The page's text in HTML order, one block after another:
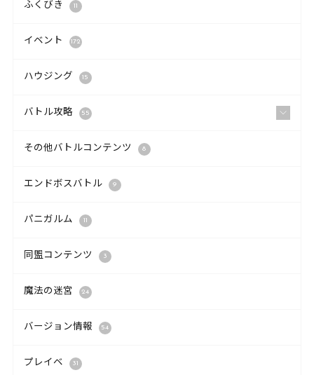
ふくびき 11
イベント 172
ハウジング 15
バトル攻略 55
その他バトルコンテンツ 8
エンドボスバトル 9
パニガルム 11
同盟コンテンツ 3
魔法の迷宮 24
バージョン情報 54
プレイベ 31